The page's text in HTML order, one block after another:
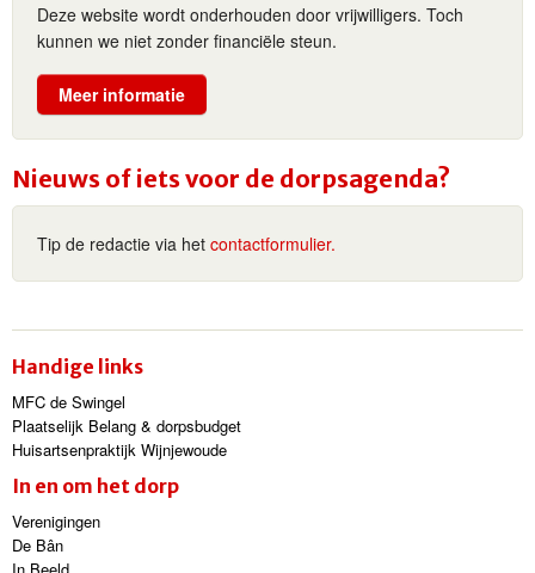
Deze website wordt onderhouden door vrijwilligers. Toch
kunnen we niet zonder financiële steun.
Meer informatie
Nieuws of iets voor de dorpsagenda?
Tip de redactie via het contactformulier.
Handige links
MFC de Swingel
Plaatselijk Belang & dorpsbudget
Huisartsenpraktijk Wijnjewoude
In en om het dorp
Verenigingen
De Bân